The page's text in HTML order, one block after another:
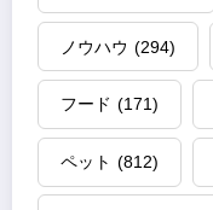
ノウハウ (294)
フード (171)
ペット (812)